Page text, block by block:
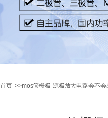
首页 >>mos管栅极-源极放大电路会不会